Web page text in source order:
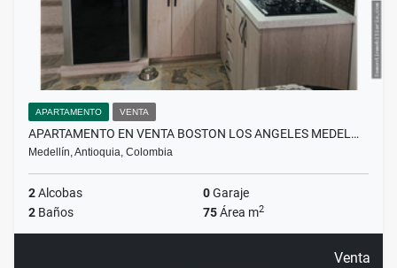
APARTAMENTO VENTA
APARTAMENTO EN VENTA BOSTON LOS ANGELES MEDEL…
Medellín, Antioquia, Colombia
2Alcobas 0Garaje
2 Baños 75Área m2
Venta